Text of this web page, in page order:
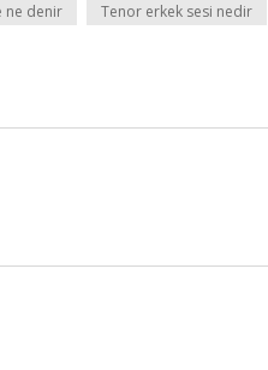
ne denir Tenor erkek sesi nedir